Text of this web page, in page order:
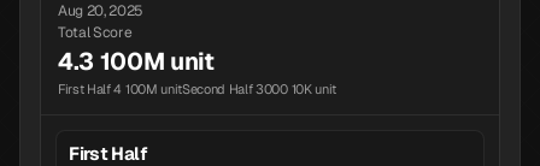
Aug 20, 2025
Total Score
4.3 100M unit
First Half 4 100M unitSecond Half 3000 10K unit
First Half